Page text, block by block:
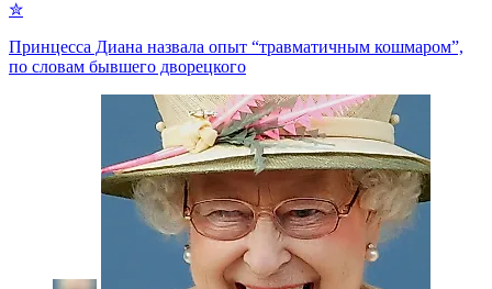
✮
Принцесса Диана назвала опыт “травматичным кошмаром”,
по словам бывшего дворецкого